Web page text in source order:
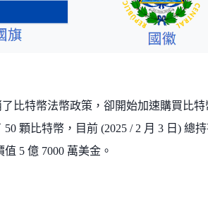
比特幣法幣政策，卻開始加速購買比特
顆比特幣，目前 (2025 / 2 月 3 日) 總
5 億 7000 萬美金。